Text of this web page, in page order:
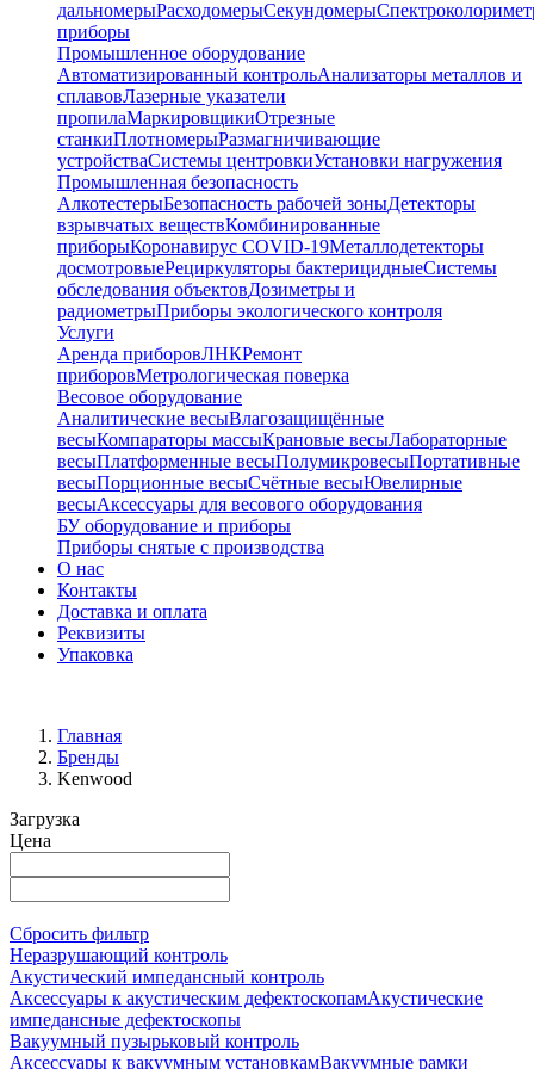
дальномерыРасходомерыСекундомеры
приборы
Промышленное оборудование
Автоматизированный контрольАнализаторы металлов и
сплавовЛазерные указатели
пропилаМаркировщикиОтрезные
станкиПлотномерыРазмагничивающие
устройстваСистемы центровкиУстановки нагружения
Промышленная безопасность
АлкотестерыБезопасность рабочей зоныДетекторы
взрывчатых веществКомбинированные
приборыКоронавирус COVID-19Металлодетекторы
досмотровыеРециркуляторы бактерицидныеСистемы
обследования объектовДозиметры и
радиометрыПриборы экологического контроля
Услуги
Аренда приборовЛНКРемонт
приборовМетрологическая поверка
Весовое оборудование
Аналитические весыВлагозащищённые
весыКомпараторы массыКрановые весыЛабораторные
весыПлатформенные весыПолумикровесыПортативные
весыПорционные весыСчётные весыЮвелирные
весыАксессуары для весового оборудования
БУ оборудование и приборы
Приборы снятые с производства
О нас
Контакты
Доставка и оплата
Реквизиты
Упаковка
Главная
Бренды
Kenwood
Загрузка
Цена
Сбросить фильтр
Неразрушающий контроль
Акустический импедансный контроль
Аксессуары к акустическим дефектоскопамАкустические
импедансные дефектоскопы
Вакуумный пузырьковый контроль
Аксессуары к вакуумным установкамВакуумные рамки